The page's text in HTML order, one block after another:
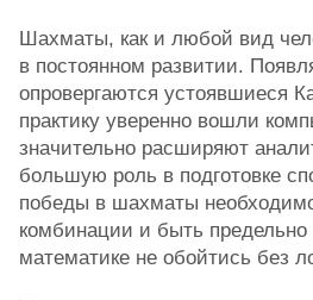
Шахматы, как и любой вид
в постоянном развитии.
опровергаются устоявшиеся
практику уверенно вошли
значительно расширяют
большую роль в подготовке
победы в шахматы
комбинации и быть
математике не обойтись без